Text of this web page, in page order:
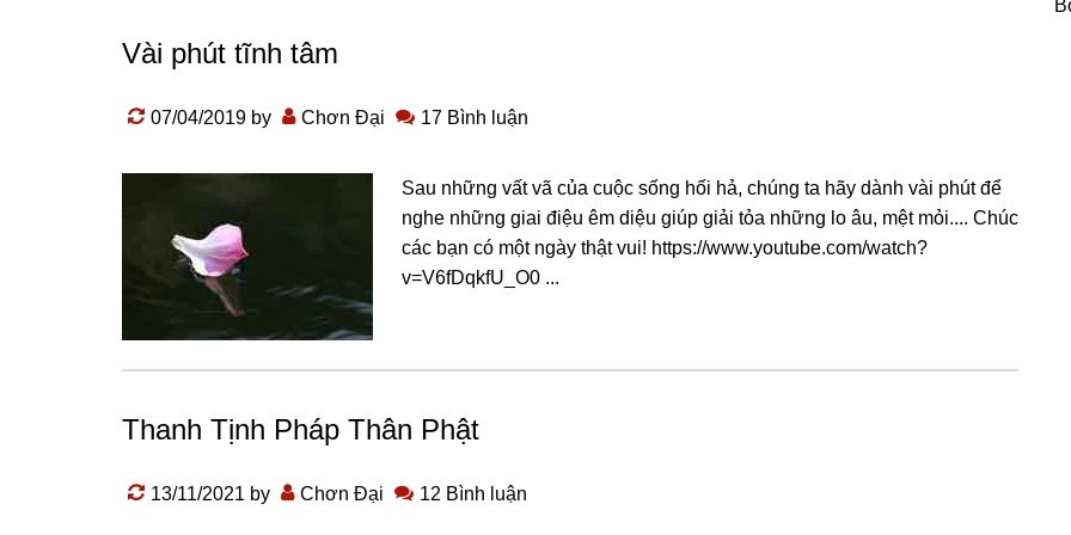
Vài phút tĩnh tâm
07/04/2019 by Chơn Đại 17 Bình luận
Sau những vất vã của cuộc sống hối hả, chúng ta hãy dành vài phút để
nghe những giai điệu êm diệu giúp giải tỏa những lo âu, mệt mỏi.... Chúc
các bạn có một ngày thật vui! https://www.youtube.com/watch?
v=V6fDqkfU_O0 ...
Thanh Tịnh Pháp Thân Phật
13/11/2021 by Chơn Đại 12 Bình luận